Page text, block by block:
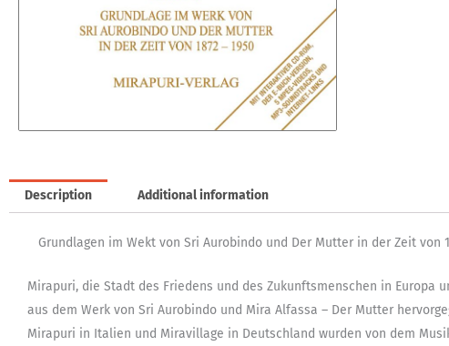
Description Additional information
Grundlagen im Wekt von Sri Aurobindo und Der Mutter in der Zeit von
Mirapuri, die Stadt des Friedens und des Zukunftsmenschen in Europa
aus dem Werk von Sri Aurobindo und Mira Alfassa – Der Mutter
Mirapuri in Italien und Miravillage in Deutschland wurden von dem